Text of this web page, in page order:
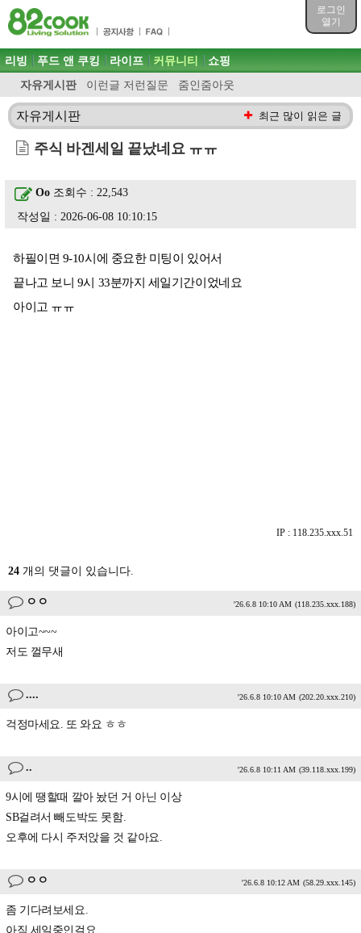
로그인
열기
목차
주메뉴 바로가기
컨텐츠 바로가기
검색 바로가기
로그인 바로가기
주메뉴
리빙 푸드 앤 쿠킹 라이프 커뮤니티
자유게시판 이런글 저런질문 줌인줌아웃
쇼핑
자유게시판 최근 많이 읽은 글
주식 바겐세일 끝났네요 ㅠㅠ
Oo 조회수 : 22,543
작성일 : 2026-06-08 10:10:15
하필이면 9-10시에 중요한 미팅이 있어서
끝나고 보니 9시 33분까지 세일기간이었네요
아이고 ㅠㅠ
IP : 118.235.xxx.51
24 개의 댓글이 있습니다.
ㅇㅇ '26.6.8 10:10 AM (118.235.xxx.188)
아이고~~~
저도 껄무새
.... '26.6.8 10:10 AM (202.20.xxx.210)
걱정마세요. 또 와요 ㅎㅎ
.. '26.6.8 10:11 AM (39.118.xxx.199)
9시에 땡할때 깔아 놨던 거 아닌 이상
SB걸려서 빼도박도 못함.
오후에 다시 주저앉을 것 같아요.
ㅇㅇ '26.6.8 10:12 AM (58.29.xxx.145)
좀 기다려보세요.
아직 세일중인걸요.